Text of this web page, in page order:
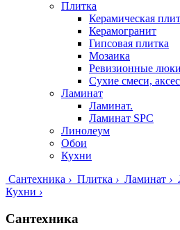
Плитка
Керамическая
Керамогранит
Гипсовая плитка
Мозаика
Ревизионные люки
Сухие смеси,
Ламинат
Ламинат.
Ламинат SPC
Линолеум
Обои
Кухни
Сантехника › Плитка › Ламинат ›
Кухни ›
Сантехника